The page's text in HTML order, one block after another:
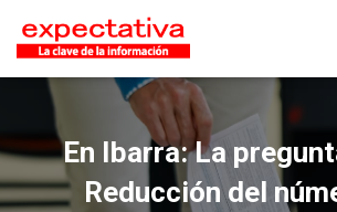
En Ibarra: La
Reducción del